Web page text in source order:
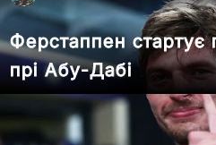
Ферстаппен
прі Абу-Дабі